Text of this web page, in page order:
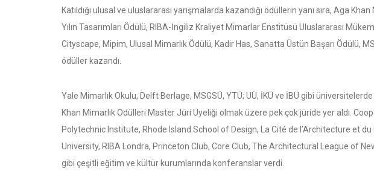
Katıldığı ulusal ve uluslararası yarışmalarda kazandığı ödüllerin yanı sıra, Aga
Yılın Tasarımları Ödülü, RIBA-İngiliz Kraliyet Mimarlar Enstitüsü Uluslararası
Cityscape, Mipim, Ulusal Mimarlık Ödülü, Kadir Has, Sanatta Üstün Başarı Ödülü,
ödüller kazandı.
Yale Mimarlık Okulu, Delft Berlage, MSGSÜ, YTÜ; UÜ, İKÜ ve İBÜ gibi
Khan Mimarlık Ödülleri Master Jüri Üyeliği olmak üzere pek çok jüride yer aldı.
Polytechnic Institute, Rhode Island School of Design, La Cité de l’Architecture et
University, RIBA Londra, Princeton Club, Core Club, The Architectural League of
gibi çeşitli eğitim ve kültür kurumlarında konferanslar verdi.